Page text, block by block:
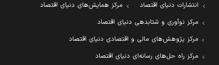
انتشارات دنیای اقتصاد
مرکز همایش‌های دنیای اقتصاد
مرکز نوآوری و شتابدهی دنیای اقتصاد
مرکز پژوهش‌های مالی و اقتصادی دنیای اقتصاد
مرکز راه حل‌های رسانه‌ای دنیای اقتصاد